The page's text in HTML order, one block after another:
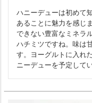
ハニーデューは初めて
あることに魅力を感じ
できない豊富なミネラ
ハチミツですね。味は
す。ヨーグルトに入れ
ニーデューを予定して